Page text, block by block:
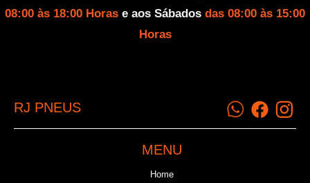
08:00 às 18:00 Horas e aos Sábados das 08:00 às 15:00
Horas
RJ PNEUS
MENU
Home